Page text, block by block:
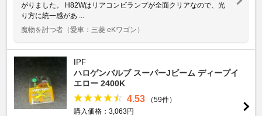
がりました。 H82Wはリアコンビランプが全面クリアなので、光
り方に統一感があ ...
魔物を討つ者 （愛車：三菱 eKワゴン）
IPF
ハロゲンバルブ スーパーJビーム ディープイ
エロー 2400K
4.53
（59件）
購入価格：3,063円